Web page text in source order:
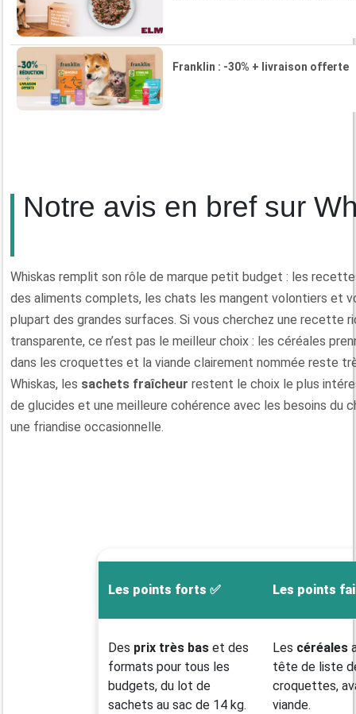
Franklin : -30% + livraison offerte
Notre avis en bref sur
Whiskas remplit son rôle de marque petit budget : les
des aliments complets, les chats les mangent volontiers et
plupart des grandes surfaces. Si vous cherchez une recette
transparente, ce n’est pas le meilleur choix : les céréales
dans les croquettes et la viande clairement nommée reste
Whiskas, les sachets fraîcheur restent le choix le plus
de glucides et une meilleure cohérence avec les besoins du
une friandise occasionnelle.
Les points forts ✅ Les points
Des prix très bas et des
formats pour tous les
budgets, du lot de
sachets au sac de 14 kg.
Les céréales
tête de liste
croquettes,
viande.